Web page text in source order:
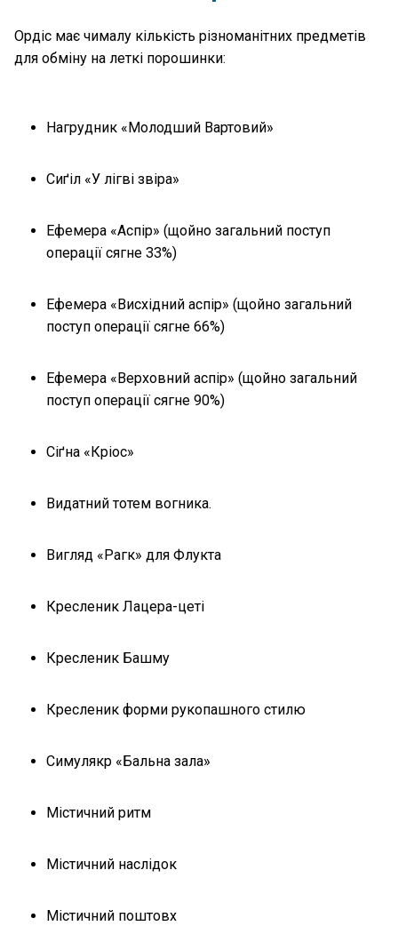
Ордіс має чималу кількість різноманітних предметів
для обміну на леткі порошинки:
Нагрудник «Молодший Вартовий»
Сиґіл «У лігві звіра»
Ефемера «Аспір» (щойно загальний поступ
операції сягне 33%)
Ефемера «Висхідний аспір» (щойно загальний
поступ операції сягне 66%)
Ефемера «Верховний аспір» (щойно загальний
поступ операції сягне 90%)
Сіґна «Кріос»
Видатний тотем вогника.
Вигляд «Рагк» для Флукта
Кресленик Лацера-цеті
Кресленик Башму
Кресленик форми рукопашного стилю
Симулякр «Бальна зала»
Містичний ритм
Містичний наслідок
Містичний поштовх